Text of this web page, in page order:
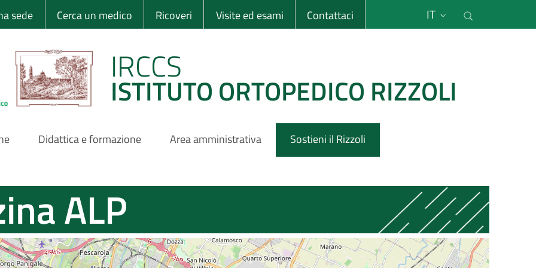
Rizzoli
sede Cerca un medico Ricoveri Visite ed esami Contattaci IT
IRCCS
ISTITUTO ORTOPEDICO RIZZOLI
Didattica e formazione Area amministrativa Sostieni il Rizzoli
ALP